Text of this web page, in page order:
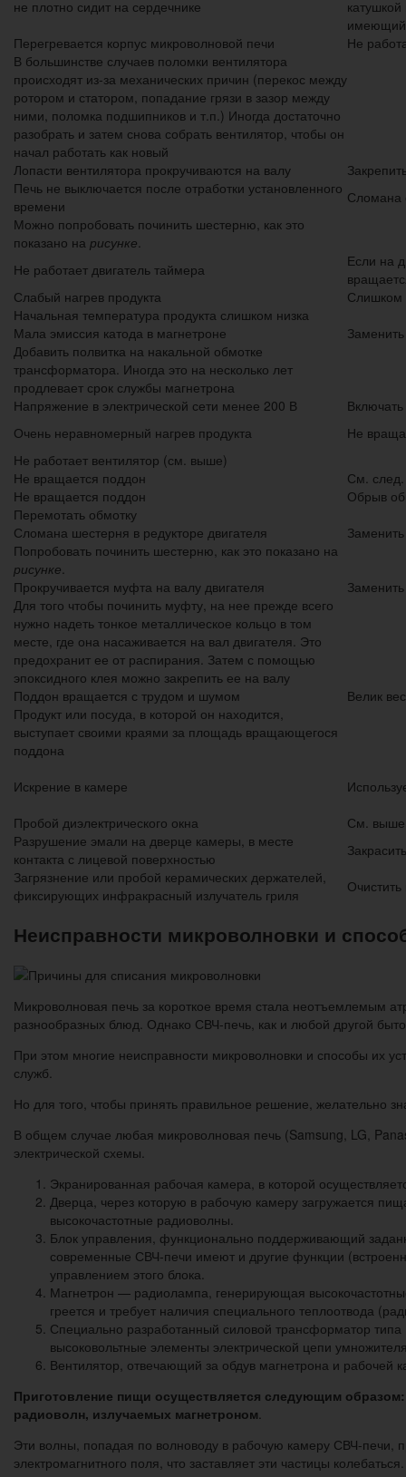
не плотно сидит на сердечнике
Перегревается корпус микроволновой печи
Не
В большинстве случаев поломки вентилятора
происходят из-за механических причин (перекос между
ротором и статором, попадание грязи в зазор между
ними, поломка подшипников и т.п.) Иногда достаточно
разобрать и затем снова собрать вентилятор, чтобы он
начал работать как новый
Лопасти вентилятора прокручиваются на валу
Печь не выключается после отработки установленного
времени
Сломана
Можно попробовать починить шестерню, как это
показано на рисунке.
Не работает двигатель таймера
Если на
Слабый нагрев продукта
Слишком
Начальная температура продукта слишком низка
Мала эмиссия катода в магнетроне
Добавить полвитка на накальной обмотке
трансформатора. Иногда это на несколько лет
продлевает срок службы магнетрона
Напряжение в электрической сети менее 200 В
Очень неравномерный нагрев продукта
Не
Не работает вентилятор (см. выше)
Не вращается поддон
См. след.
Не вращается поддон
Обрыв
Перемотать обмотку
Сломана шестерня в редукторе двигателя
Попробовать починить шестерню, как это показано на
рисунке.
Прокручивается муфта на валу двигателя
Для того чтобы починить муфту, на нее прежде всего
нужно надеть тонкое металлическое кольцо в том
месте, где она насаживается на вал двигателя. Это
предохранит ее от распирания. Затем с помощью
эпоксидного клея можно закрепить ее на валу
Поддон вращается с трудом и шумом
Велик
Продукт или посуда, в которой он находится,
выступает своими краями за площадь вращающегося
поддона
Искрение в камере
Пробой диэлектрического окна
См. выше
Разрушение эмали на дверце камеры, в месте
контакта с лицевой поверхностью
Загрязнение или пробой керамических держателей,
фиксирующих инфракрасный излучатель гриля
Неисправности микроволновки и
Микроволновая печь за короткое время стала неотъемлемым
разнообразных блюд. Однако СВЧ-печь, как и любой другой
При этом многие неисправности микроволновки и способы их
служб.
Но для того, чтобы принять правильное решение, желательно
В общем случае любая микроволновая печь (Samsung, LG,
электрической схемы.
Экранированная рабочая камера, в которой
Дверца, через которую в рабочую камеру загружается
высокочастотные радиоволны.
Блок управления, функционально поддерживающий
современные СВЧ-печи имеют и другие функции
управлением этого блока.
Магнетрон — радиолампа, генерирующая
греется и требует наличия специального теплоотвода
Специально разработанный силовой трансформатор
высоковольтные элементы электрической цепи
Вентилятор, отвечающий за обдув магнетрона и рабочей
Приготовление пищи осуществляется следующим
радиоволн, излучаемых магнетроном
Эти волны, попадая по волноводу в рабочую камеру СВЧ-печи,
электромагнитного поля, что заставляет эти частицы колебаться.